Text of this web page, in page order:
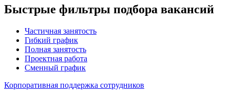
Быстрые фильтры подбора вакансий
Частичная занятость
Гибкий график
Полная занятость
Проектная работа
Сменный график
Корпоративная поддержка сотрудников